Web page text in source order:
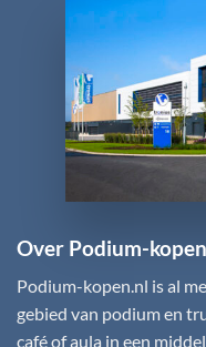
Over Podium-
Podium-kopen.nl is al
gebied van podium en
café of aula in een